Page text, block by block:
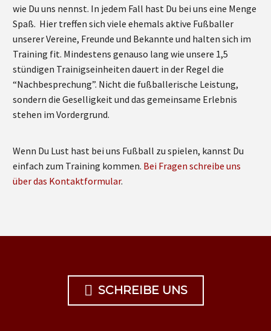
wie Du uns nennst. In jedem Fall hast Du bei uns eine Menge
Spaß. Hier treffen sich viele ehemals aktive Fußballer
unserer Vereine, Freunde und Bekannte und halten sich im
Training fit. Mindestens genauso lang wie unsere 1,5
stündigen Trainigseinheiten dauert in der Regel die
“Nachbesprechung”. Nicht die fußballerische Leistung,
sondern die Geselligkeit und das gemeinsame Erlebnis
stehen im Vordergrund.
Wenn Du Lust hast bei uns Fußball zu spielen, kannst Du
einfach zum Training kommen. Bei Fragen schreibe uns
über das Kontaktformular.
 SCHREIBE UNS